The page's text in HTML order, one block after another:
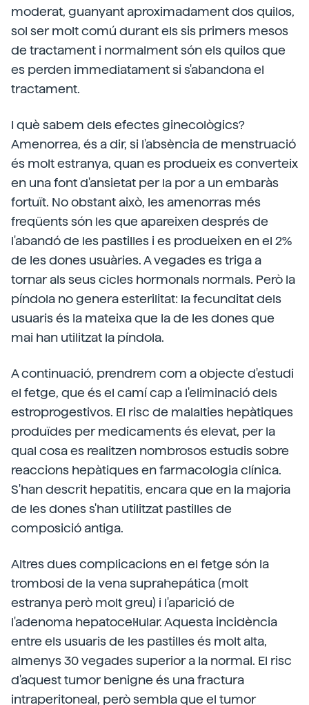
moderat, guanyant aproximadament dos quilos,
sol ser molt comú durant els sis primers mesos
de tractament i normalment són els quilos que
es perden immediatament si s'abandona el
tractament.
I què sabem dels efectes ginecològics?
Amenorrea, és a dir, si l'absència de menstruació
és molt estranya, quan es produeix es converteix
en una font d'ansietat per la por a un embaràs
fortuït. No obstant això, les amenorras més
freqüents són les que apareixen després de
l'abandó de les pastilles i es produeixen en el 2%
de les dones usuàries. A vegades es triga a
tornar als seus cicles hormonals normals. Però la
píndola no genera esterilitat: la fecunditat dels
usuaris és la mateixa que la de les dones que
mai han utilitzat la píndola.
A continuació, prendrem com a objecte d'estudi
el fetge, que és el camí cap a l'eliminació dels
estroprogestivos. El risc de malalties hepàtiques
produïdes per medicaments és elevat, per la
qual cosa es realitzen nombrosos estudis sobre
reaccions hepàtiques en farmacologia clínica.
S'han descrit hepatitis, encara que en la majoria
de les dones s'han utilitzat pastilles de
composició antiga.
Altres dues complicacions en el fetge són la
trombosi de la vena suprahepática (molt
estranya però molt greu) i l'aparició de
l'adenoma hepatocel·lular. Aquesta incidència
entre els usuaris de les pastilles és molt alta,
almenys 30 vegades superior a la normal. El risc
d'aquest tumor benigne és una fractura
intraperitoneal, però sembla que el tumor